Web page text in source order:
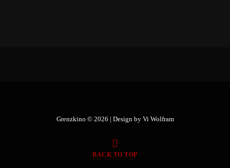
Grenzkino © 2026 | Design by Vi Wolfram
BACK TO TOP